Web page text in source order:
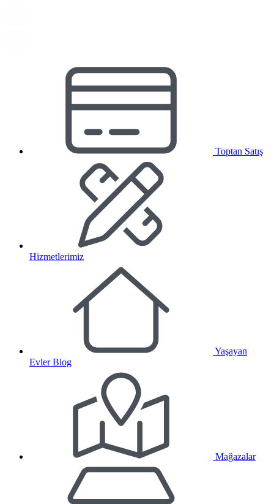
Toptan Satış
Hizmetlerimiz
Yaşayan
Evler Blog
Mağazalar